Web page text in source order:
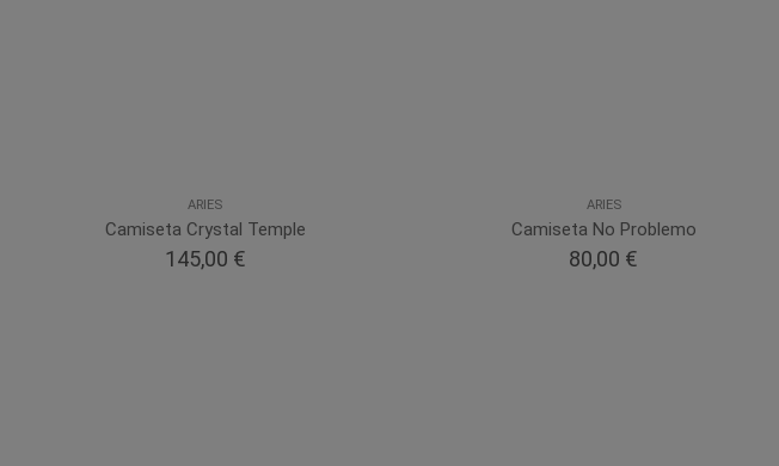
ARIES
Camiseta Crystal Temple
145,00 €
ARIES
Camiseta No Problemo
80,00 €